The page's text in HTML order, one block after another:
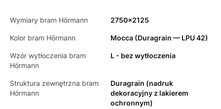
Wymiary bram Hörmann 2750x2125
Kolor bram Hörmann Mocca (Duragrain — LPU 42)
Wzór wytłoczenia bram
Hörmann
L - bez wytłoczenia
Struktura zewnętrzna bram
Hörmann
Duragrain (nadruk
dekoracyjny z lakierem
ochronnym)